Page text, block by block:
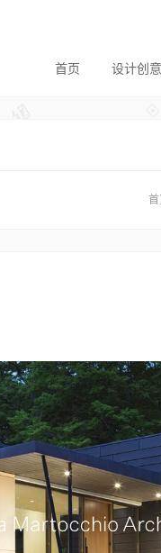
首页 设计创意
首
机，并且有慢慢成相的效
厂家，其…